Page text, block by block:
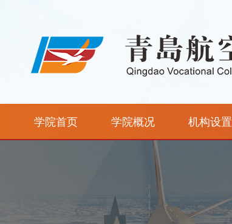
学院首页 学院概况 机构设置